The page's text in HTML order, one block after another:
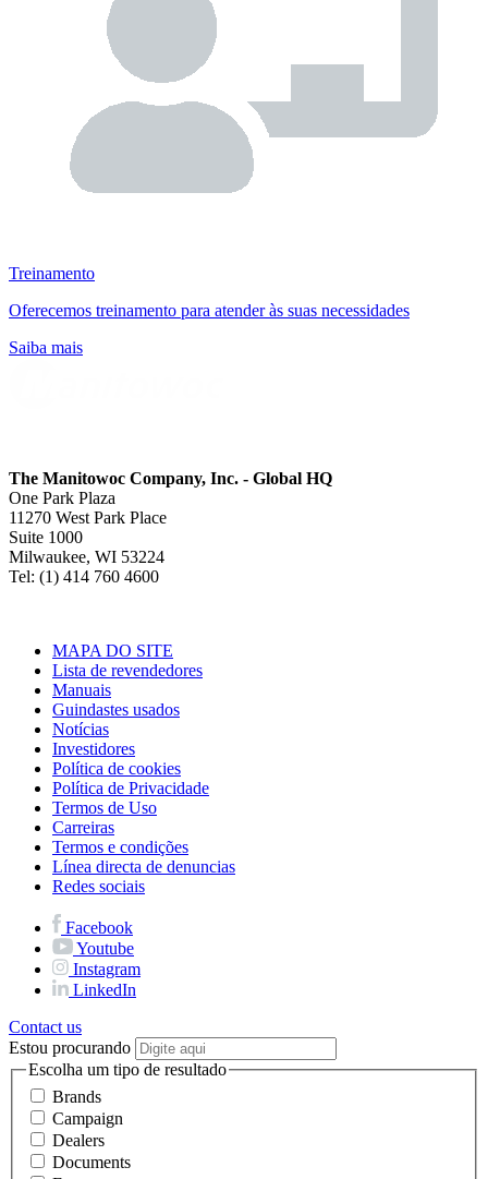
Treinamento
Oferecemos treinamento para atender às suas necessidades
Saiba mais
The Manitowoc Company, Inc. - Global HQ
One Park Plaza
11270 West Park Place
Suite 1000
Milwaukee, WI 53224
Tel: (1) 414 760 4600
MAPA DO SITE
Lista de revendedores
Manuais
Guindastes usados
Notícias
Investidores
Política de cookies
Política de Privacidade
Termos de Uso
Carreiras
Termos e condições
Línea directa de denuncias
Redes sociais
Facebook
Youtube
Instagram
LinkedIn
Contact us
Estou procurando
Escolha um tipo de resultado
Brands
Campaign
Dealers
Documents